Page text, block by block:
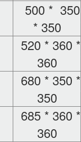
500 * 350
* 350
520 * 360 *
360
680 * 350 *
350
685 * 360 *
360